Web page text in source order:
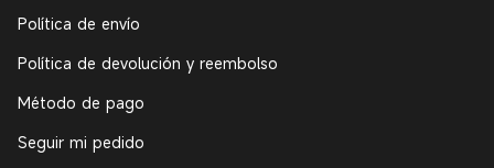
Política de envío
Política de devolución y reembolso
Método de pago
Seguir mi pedido